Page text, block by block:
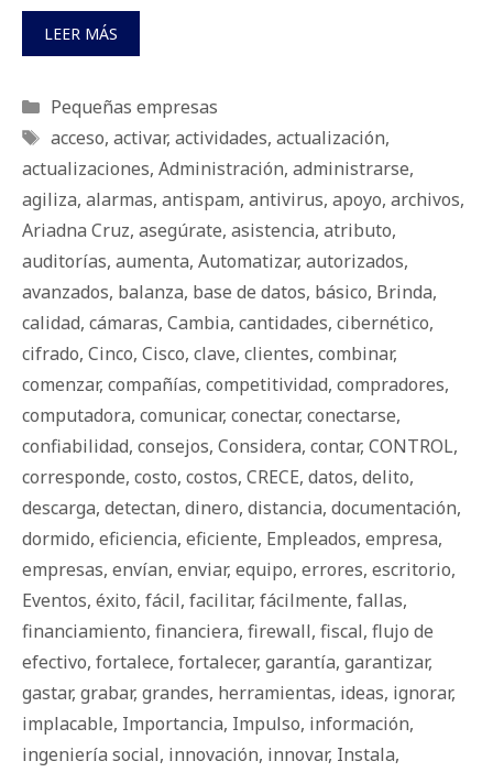
LEER MÁS
Categorías
Pequeñas empresas
Etiquetas
acceso, activar, actividades, actualización,
actualizaciones, Administración, administrarse,
agiliza, alarmas, antispam, antivirus, apoyo, archivos,
Ariadna Cruz, asegúrate, asistencia, atributo,
auditorías, aumenta, Automatizar, autorizados,
avanzados, balanza, base de datos, básico, Brinda,
calidad, cámaras, Cambia, cantidades, cibernético,
cifrado, Cinco, Cisco, clave, clientes, combinar,
comenzar, compañías, competitividad, compradores,
computadora, comunicar, conectar, conectarse,
confiabilidad, consejos, Considera, contar, CONTROL,
corresponde, costo, costos, CRECE, datos, delito,
descarga, detectan, dinero, distancia, documentación,
dormido, eficiencia, eficiente, Empleados, empresa,
empresas, envían, enviar, equipo, errores, escritorio,
Eventos, éxito, fácil, facilitar, fácilmente, fallas,
financiamiento, financiera, firewall, fiscal, flujo de
efectivo, fortalece, fortalecer, garantía, garantizar,
gastar, grabar, grandes, herramientas, ideas, ignorar,
implacable, Importancia, Impulso, información,
ingeniería social, innovación, innovar, Instala,